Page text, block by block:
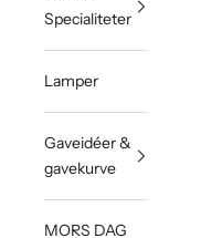
Specialiteter
Lamper
Gaveidéer &
gavekurve
MORS DAG